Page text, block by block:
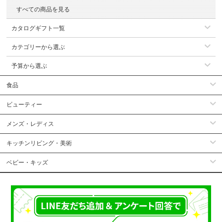
すべての商品を見る
カタログギフト一覧
カテゴリーから選ぶ
予算から選ぶ
食品
ビューティー
メンズ・レディス
キッチンリビング・美術
ベビー・キッズ